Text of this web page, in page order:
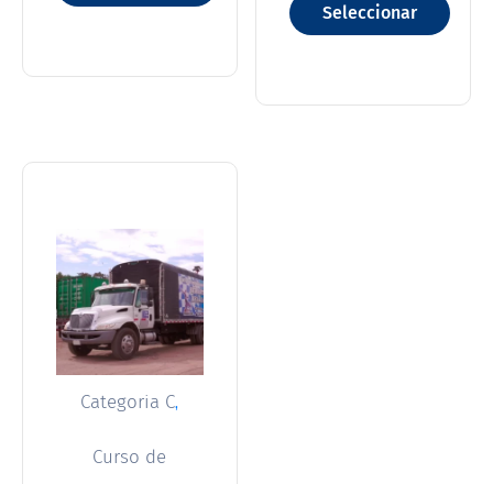
Seleccionar
Categoria C,
Curso de